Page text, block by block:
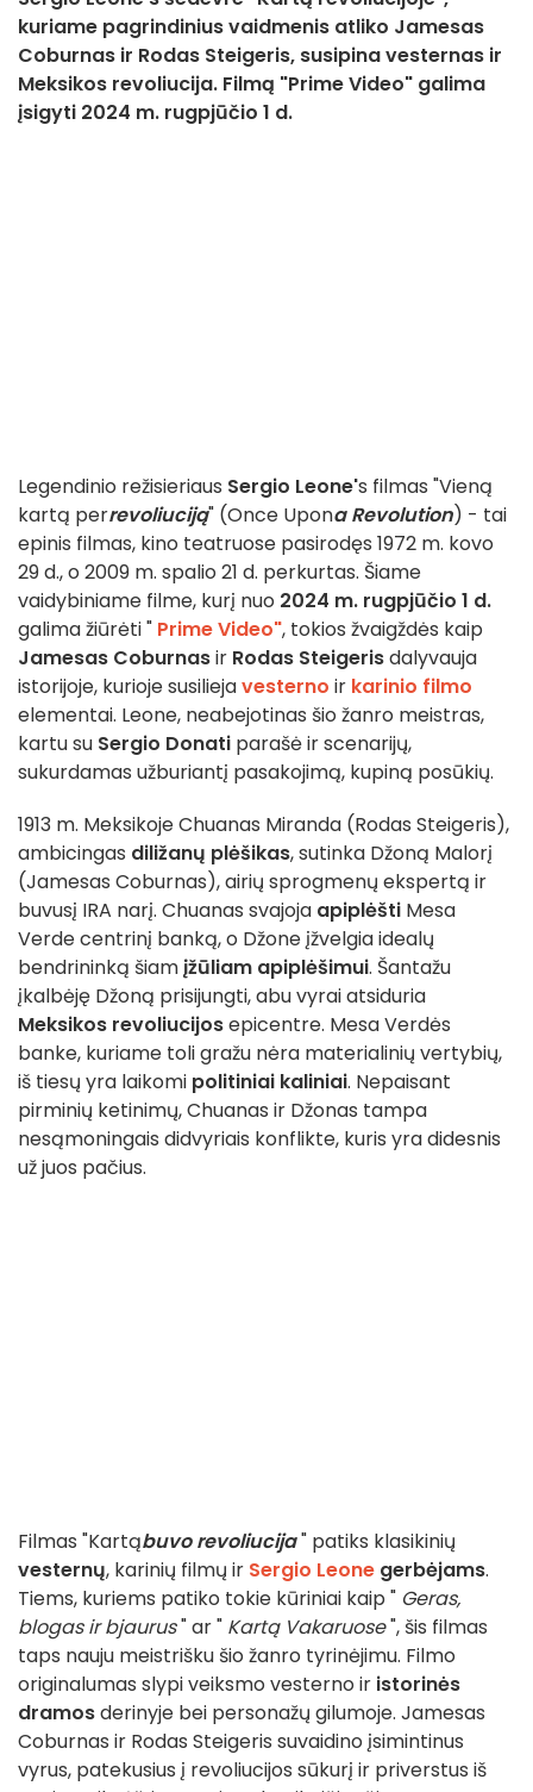
kuriame pagrindinius vaidmenis atliko Jamesas
Coburnas ir Rodas Steigeris, susipina vesternas ir
Meksikos revoliucija. Filmą "Prime Video" galima
įsigyti 2024 m. rugpjūčio 1 d.
Legendinio režisieriaus Sergio Leone's filmas "Vieną
kartą perrevoliuciją" (Once Upona Revolution) - tai
epinis filmas, kino teatruose pasirodęs 1972 m. kovo
29 d., o 2009 m. spalio 21 d. perkurtas. Šiame
vaidybiniame filme, kurį nuo 2024 m. rugpjūčio 1 d.
galima žiūrėti " Prime Video", tokios žvaigždės kaip
Jamesas Coburnasir Rodas Steigerisdalyvauja
istorijoje, kurioje susiliejavesterno ir karinio filmo
elementai. Leone, neabejotinas šio žanro meistras,
kartu su Sergio Donati parašė ir scenarijų,
sukurdamas užburiantį pasakojimą, kupiną posūkių.
1913 m. Meksikoje Chuanas Miranda (Rodas Steigeris),
ambicingas diližanų plėšikas, sutinka Džoną Malorį
(Jamesas Coburnas), airių sprogmenų ekspertą ir
buvusį IRA narį. Chuanas svajoja apiplėšti Mesa
Verde centrinį banką, o Džone įžvelgia idealų
bendrininką šiamįžūliam apiplėšimui. Šantažu
įkalbėję Džoną prisijungti, abu vyrai atsiduria
Meksikos revoliucijosepicentre. Mesa Verdės
banke, kuriame toli gražu nėra materialinių vertybių,
iš tiesų yra laikomi politiniai kaliniai. Nepaisant
pirminių ketinimų, Chuanas ir Džonas tampa
nesąmoningais didvyriais konflikte, kuris yra didesnis
už juos pačius.
Filmas "Kartąbuvo revoliucija" patiks klasikinių
vesternų, karinių filmų ir Sergio Leone gerbėjams.
Tiems, kuriems patiko tokie kūriniai kaip " Geras,
blogas ir bjaurus" ar " Kartą Vakaruose", šis filmas
taps nauju meistrišku šio žanro tyrinėjimu. Filmo
originalumas slypi veiksmo vesterno ir istorinės
dramosderinyje bei personažų gilumoje. Jamesas
Coburnas ir Rodas Steigeris suvaidino įsimintinus
vyrus, patekusius į revoliucijos sūkurį ir priverstus iš